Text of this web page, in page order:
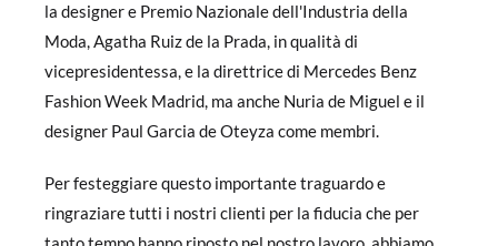
la designer e Premio Nazionale dell'Industria della
Moda, Agatha Ruiz de la Prada, in qualità di
vicepresidentessa, e la direttrice di Mercedes Benz
Fashion Week Madrid, ma anche Nuria de Miguel e il
designer Paul Garcia de Oteyza come membri.
Per festeggiare questo importante traguardo e
ringraziare tutti i nostri clienti per la fiducia che per